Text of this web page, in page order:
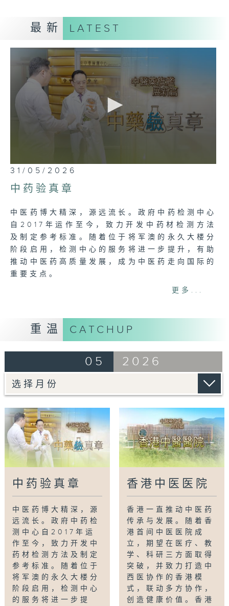
最新 LATEST
0
seconds
of
52
7
seconds
31/05/2026
中药验真章
中医药博大精深，源远流长。政府中药检测中心
自2017年运作至今，致力开发中药材检测方法
及制定参考标准。随着位于将军澳的永久大楼分
阶段启用，检测中心的服务将进一步提升，有助
推动中医药高质量发展，成为中医药走向国际的
重要支点。
更多...
重温 CATCHUP
05 2026
中药验真章
中医药博大精深，源
远流长。政府中药检
测中心自2017年运
作至今，致力开发中
药材检测方法及制定
参考标准。随着位于
将军澳的永久大楼分
阶段启用，检测中心
的服务将进一步提
香港中医医院
香港一直推动中医药
传承与发展。随着香
港首间中医医院成
立，期望在医疗、教
学、科研三方面取得
突破，并致力打造中
西医协作的香港模
式，联动多方协作，
创造健康价值。香港